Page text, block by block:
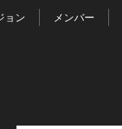
ョン メンバー